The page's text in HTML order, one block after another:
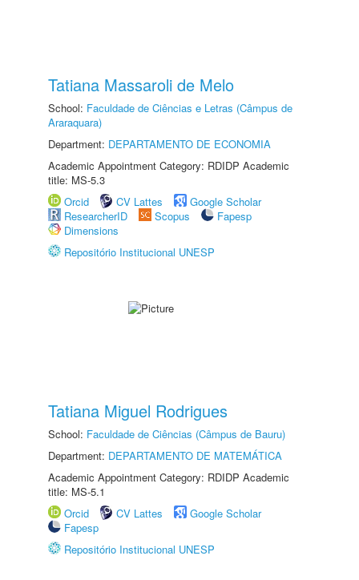
Tatiana Massaroli de Melo
School: Faculdade de Ciências e Letras (Câmpus de
Araraquara)
Department: DEPARTAMENTO DE ECONOMIA
Academic Appointment Category: RDIDP Academic
title: MS-5.3
Orcid
CV Lattes
Google Scholar
ResearcherID
Scopus
Fapesp
Dimensions
Repositório Institucional UNESP
Tatiana Miguel Rodrigues
School: Faculdade de Ciências (Câmpus de Bauru)
Department: DEPARTAMENTO DE MATEMÁTICA
Academic Appointment Category: RDIDP Academic
title: MS-5.1
Orcid
CV Lattes
Google Scholar
Fapesp
Repositório Institucional UNESP